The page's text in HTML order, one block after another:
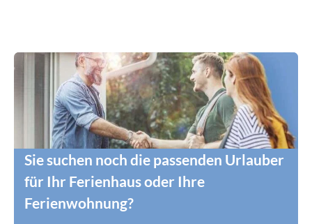
Sie suchen noch die passenden Urlauber
für Ihr Ferienhaus oder Ihre
Ferienwohnung?